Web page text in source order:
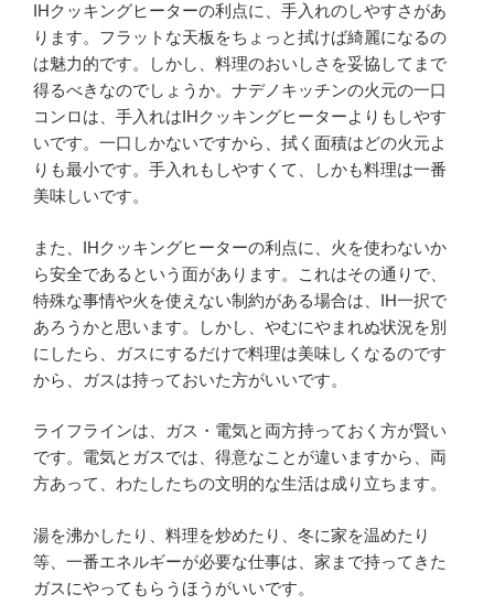
IHクッキングヒーターの利点に、手入れのしやすさがあ
ります。フラットな天板をちょっと拭けば綺麗になるの
は魅力的です。しかし、料理のおいしさを妥協してまで
得るべきなのでしょうか。ナデノキッチンの火元の一口
コンロは、手入れはIHクッキングヒーターよりもしやす
いです。一口しかないですから、拭く面積はどの火元よ
りも最小です。手入れもしやすくて、しかも料理は一番
美味しいです。
また、IHクッキングヒーターの利点に、火を使わないか
ら安全であるという面があります。これはその通りで、
特殊な事情や火を使えない制約がある場合は、IH一択で
あろうかと思います。しかし、やむにやまれぬ状況を別
にしたら、ガスにするだけで料理は美味しくなるのです
から、ガスは持っておいた方がいいです。
ライフラインは、ガス・電気と両方持っておく方が賢い
です。電気とガスでは、得意なことが違いますから、両
方あって、わたしたちの文明的な生活は成り立ちます。
湯を沸かしたり、料理を炒めたり、冬に家を温めたり
等、一番エネルギーが必要な仕事は、家まで持ってきた
ガスにやってもらうほうがいいです。